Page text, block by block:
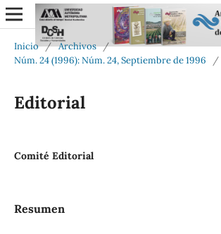
Inicio / Archivos /
Núm. 24 (1996): Núm. 24, Septiembre de 1996
/
Editorial
Comité Editorial
Resumen